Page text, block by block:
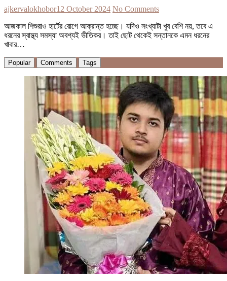
ajkervalokhobor12 October 2024 No Comments
আজকাল শিশুরাও হার্টের রোগে আক্রান্ত হচ্ছে। যদিও সংখ্যাটা খুব বেশি নয়, তবে এ
ধরনের স্বাস্থ্য সমস্যা অবশ্যই ভীতিকর। তাই ছোট থেকেই সন্তানকে এমন ধরনের
খাবার…
Popular Comments Tags